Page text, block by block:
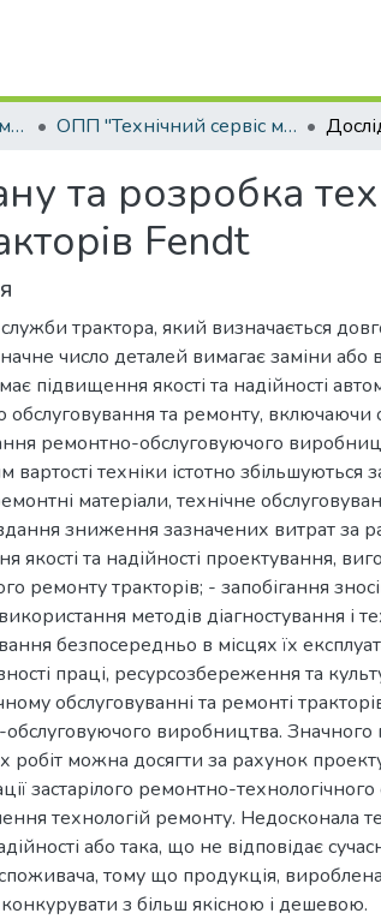
Кваліфікаційні роботи магістрів ОПП "Технічний сервіс машин та обладнання сільськогосподарського виробництва"
та розробка
Fendt
трактора, який визначається
число деталей вимагає заміни або
підвищення якості та надійності
обслуговування та ремонту, включаючи
ремонтно-обслуговуючого
вартості техніки істотно збільшуються
матеріали, технічне
зниження зазначених витрат за
якості та надійності проектування,
ремонту тракторів; - запобігання
методів діагностування і
безпосередньо в місцях їх
праці, ресурсозбереження та
обслуговуванні та ремонті
виробництва. Значного
робіт можна досягти за рахунок
застарілого ремонтно-
технологій ремонту. Недосконала
або така, що не відповідає
тому що продукція, вироблена
з більш якісною і дешевою.